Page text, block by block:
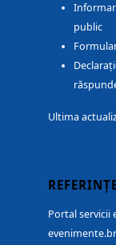
public
Ultima
Portal servicii